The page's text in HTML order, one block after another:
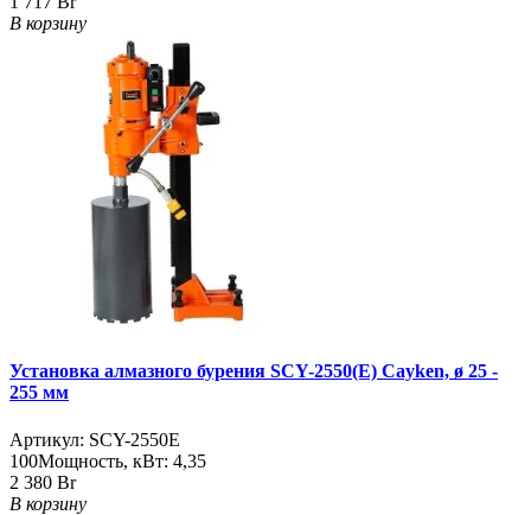
В корзину
Установка алмазного бурения SCY-2550(E) Cayken, ø 25 -
255 мм
Артикул: SCY-2550E
100Мощность, кВт: 4,35
2 380 Br
В корзину